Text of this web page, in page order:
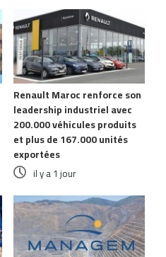
Renault Maroc renforce son
leadership industriel avec
200.000 véhicules produits
et plus de 167.000 unités
exportées
il y a 1 jour